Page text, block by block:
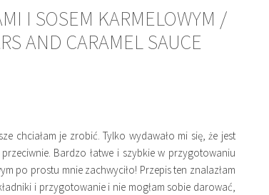
I SOSEM KARMELOWYM /
AND CARAMEL SAUCE
chciałam je zrobić. Tylko wydawało mi się, że jest
Bardzo łatwe i szybkie w przygotowaniu
po prostu mnie zachwyciło! Przepis ten znalazłam
i przygotowanie i nie mogłam sobie darować,